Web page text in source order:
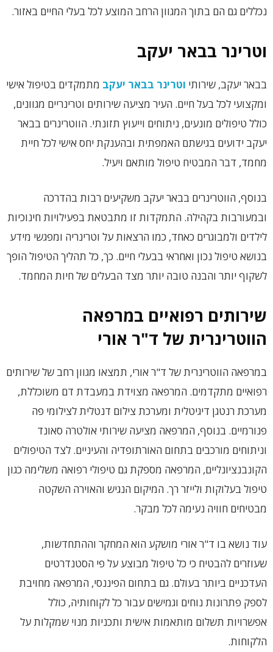
נכללים גם הם בתוך המגוון הרחב המוצע לכל בעלי החיים באזור.
וטרינר בבאר יעקב
בבאר יעקב, שירותי וטרינר בבאר יעקב מתמקדים בטיפול אישי
ומקצועי לכל בעל חיים. העיר מציעה שירותים וטרינריים מגוונים,
כולל טיפולים מונעים, ניתוחים וייעוץ תזונתי. הווטרינרים בבאר
יעקב ידועים בגישתם האמפתית ובהענקת יחס אישי לכל חיית
מחמד, דבר המבטיח טיפול מותאם ויעיל.
בנוסף, הווטרינרים בבאר יעקב משקיעים רבות בהדרכה
ובמעורבות בקהילה. התמקדות זו מתבטאת בפעילויות חינוכיות
לילדים ולמבוגרים כאחד, כמו הרצאות על וטרינריה ומפגשי מידע
בנושא טיפול נכון ואחראי בבעלי חיים. כך, כל תהליך הטיפול הופך
לשקוף יותר והבנה טובה יותר מצד הבעלים של חיות המחמד.
שירותים רפואיים במרפאה
הווטרינרית של ד"ר אורי
במרפאה הווטרינרית של ד"ר אורי, תמצאו מגוון רחב של שירותים
רפואיים מתקדמים. המרפאה מצוידת במעבדת דם משוכללת,
מערכת רנטגן דיגיטלית ומערכת צילום דנטלית לצילומי פה
פנורמיים. בנוסף, המרפאה מציעה שירותי אולטרה סאונד
וניתוחים מורכבים בתחום האורתופדיה והעיניים. לצד הטיפולים
הקונבנציונליים, המרפאה מספקת גם טיפולי רפואה משלימה כגון
טיפול בעלוקות ולייזר רך. המיקום הנגיש והאוירה השקטה
מבטיחים חוויה נעימה לכל מבקר.
עוד נושא בו ד"ר אורי מושקע הוא המחקר וההתחדשות,
שעוזרים להבטיח כי כל טיפול מבוצע על פי הסטנדרטים
העדכניים ביותר בעולם. גם בתחום הפיננסי, המרפאה מחויבת
לספק פתרונות נוחים וגמישים עבור כל לקוחותיה, כולל
אפשרויות תשלום מותאמות אישית ותכניות מנוי שמקלות על
הלקוחות.